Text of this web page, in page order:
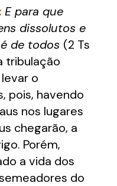
E para que
dissolutos e
de todos (2 Ts
tribulação
o
pois, havendo
nos lugares
chegarão, a
Porém,
a vida dos
do